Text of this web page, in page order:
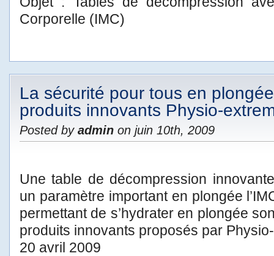
Corporelle (IMC)
La sécurité pour tous en
produits innovants Physio-
Posted by admin on juin 10th, 2009
Une table de décompression
un paramètre important en plongée
permettant de s’hydrater en plongée
produits innovants proposés par
20 avril 2009